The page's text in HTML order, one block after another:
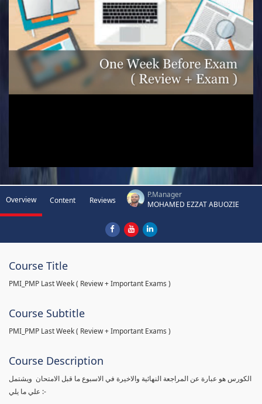
Overview Content Reviews
P.Manager
MOHAMED EZZAT ABUOZIE
Course Title
PMI_PMP Last Week ( Review + Important Exams )
Course Subtitle
PMI_PMP Last Week ( Review + Important Exams )
Course Description
الكورس هو عبارة عن المراجعة النهائية والاخيرة في الاسبوع ما قبل الامتحان ويشتمل
علي ما يلي :-